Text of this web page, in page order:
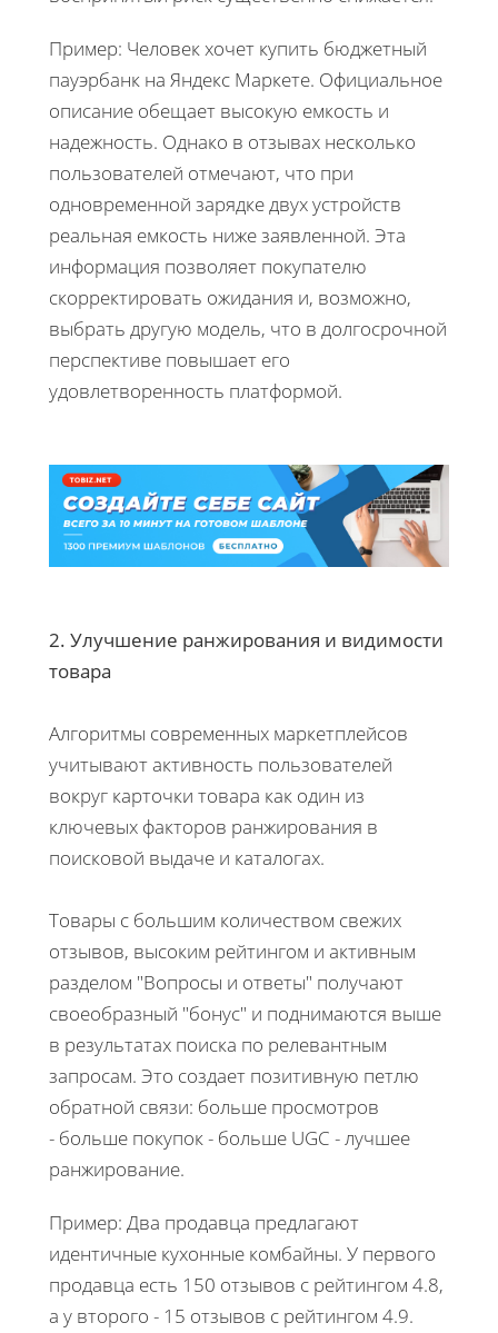
Пример: Человек хочет купить бюджетный
пауэрбанк на Яндекс Маркете. Официальное
описание обещает высокую емкость и
надежность. Однако в отзывах несколько
пользователей отмечают, что при
одновременной зарядке двух устройств
реальная емкость ниже заявленной. Эта
информация позволяет покупателю
скорректировать ожидания и, возможно,
выбрать другую модель, что в долгосрочной
перспективе повышает его
удовлетворенность платформой.
2. Улучшение ранжирования и видимости
товара
Алгоритмы современных маркетплейсов
учитывают активность пользователей
вокруг карточки товара как один из
ключевых факторов ранжирования в
поисковой выдаче и каталогах.
Товары с большим количеством свежих
отзывов, высоким рейтингом и активным
разделом "Вопросы и ответы" получают
своеобразный "бонус" и поднимаются выше
в результатах поиска по релевантным
запросам. Это создает позитивную петлю
обратной связи: больше просмотров
- больше покупок - больше UGC - лучшее
ранжирование.
Пример: Два продавца предлагают
идентичные кухонные комбайны. У первого
продавца есть 150 отзывов с рейтингом 4.8,
а у второго - 15 отзывов с рейтингом 4.9.